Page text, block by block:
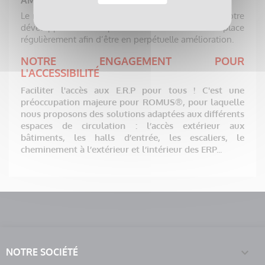
Le retour d’expérience est un élément essentiel à notre
développement. Des plans d’actions sont mis en place
régulièrement afin d’être en perpétuelle amélioration.
NOTRE ENGAGEMENT POUR
L'ACCESSIBILITÉ
Faciliter l'accès aux E.R.P pour tous ! C'est une
préoccupation majeure pour ROMUS®, pour laquelle
nous proposons des solutions adaptées aux différents
espaces de circulation : l’accès extérieur aux
bâtiments, les halls d’entrée, les escaliers, le
cheminement à l’extérieur et l’intérieur des ERP...
NOTRE SOCIÉTÉ 